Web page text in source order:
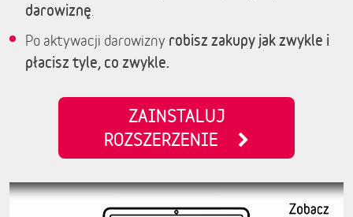
darowiznę
Po aktywacji darowizny robisz zakupy jak zwykle i
płacisz tyle, co zwykle.
ZAINSTALUJ
ROZSZERZENIE